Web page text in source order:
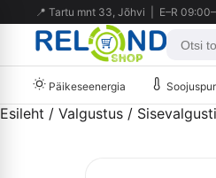
📍 Tartu mnt 33, Jõhvi | E–R
Päikeseenergia
Esileht / Valgustus /